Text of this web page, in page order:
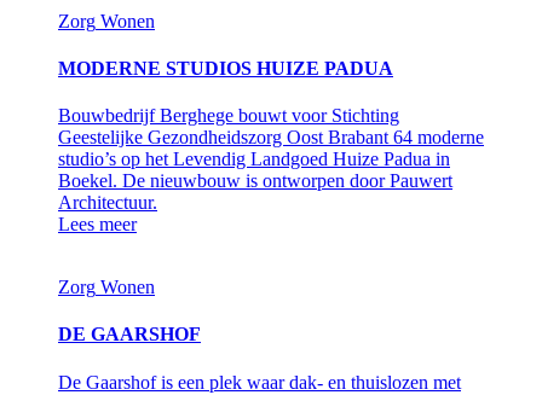
Zorg Wonen
MODERNE STUDIOS HUIZE PADUA
Bouwbedrijf Berghege bouwt voor Stichting
Geestelijke Gezondheidszorg Oost Brabant 64 moderne
studio’s op het Levendig Landgoed Huize Padua in
Boekel. De nieuwbouw is ontworpen door Pauwert
Architectuur.
Lees meer
Zorg Wonen
DE GAARSHOF
De Gaarshof is een plek waar dak- en thuislozen met